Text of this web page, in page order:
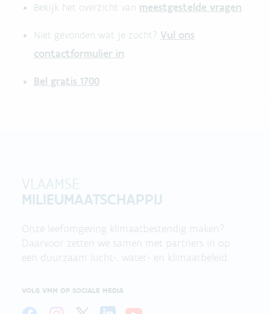
Bekijk het overzicht van meestgestelde vragen.
Niet gevonden wat je zocht? Vul ons
contactformulier in.
Bel gratis 1700
VLAAMSE
MILIEUMAATSCHAPPIJ
Onze leefomgeving klimaatbestendig maken?
Daarvoor zetten we samen met partners in op
een duurzaam lucht-, water- en klimaatbeleid.
VOLG VMM OP SOCIALE MEDIA